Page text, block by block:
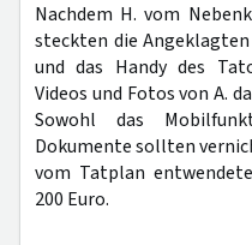
Nachdem H. vom
steckten die
und das Handy des
Videos und Fotos von A.
Sowohl das
Dokumente sollten
vom Tatplan
200 Euro.